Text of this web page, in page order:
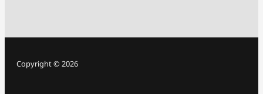
Copyright © 2026